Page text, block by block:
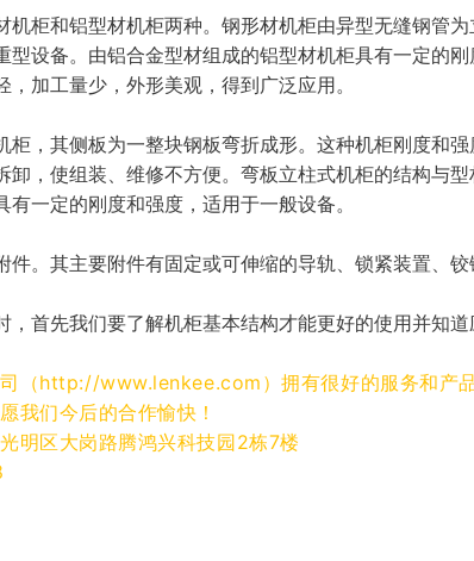
柜和铝型材机柜两种。钢形材机柜由异型无缝钢管为
型设备。由铝合金型材组成的铝型材机柜具有一定的
加工量少，外形美观，得到广泛应用。
，其侧板为一整块钢板弯折成形。这种机柜刚度和
卸，使组装、维修不方便。弯板立柱式机柜的结构与
一定的刚度和强度，适用于一般设备。
件。其主要附件有固定或可伸缩的导轨、锁紧装置、
，首先我们要了解机柜基本结构才能更好的使用并知道
（http://www.lenkee.com）拥有很好的服务和产
我们今后的合作愉快！
明区大岗路腾鸿兴科技园2栋7楼